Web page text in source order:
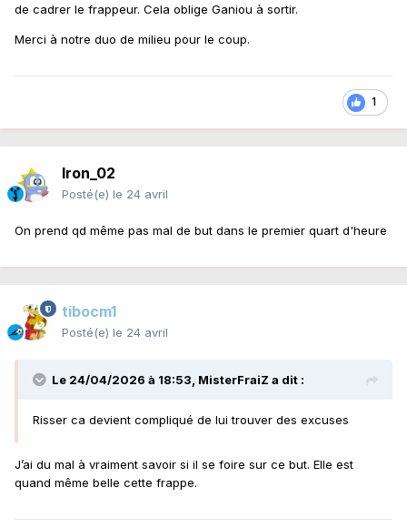
de cadrer le frappeur. Cela oblige Ganiou à sortir.
Merci à notre duo de milieu pour le coup.
1
Iron_02
Posté(e) le 24 avril
On prend qd même pas mal de but dans le premier quart d'heure
tibocm1
Posté(e) le 24 avril
Le 24/04/2026 à 18:53, MisterFraiZ a dit :
Risser ca devient compliqué de lui trouver des excuses
J’ai du mal à vraiment savoir si il se foire sur ce but. Elle est
quand même belle cette frappe.